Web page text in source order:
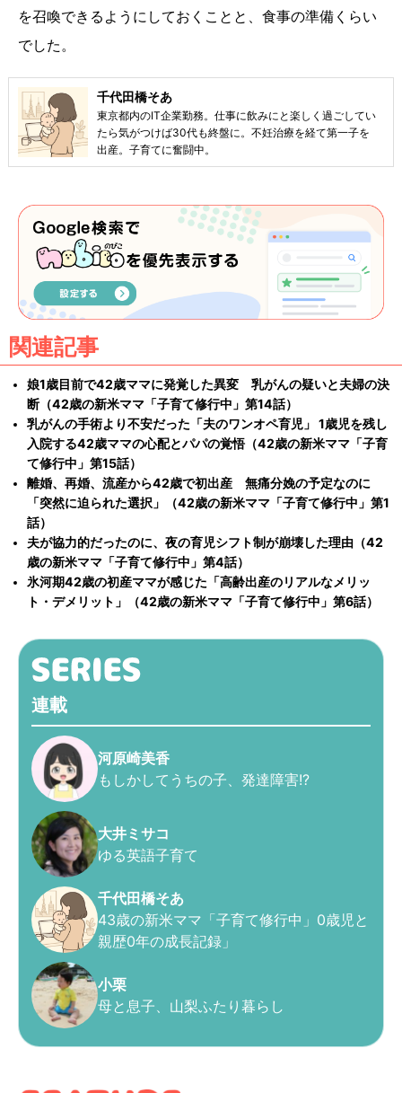
を召喚できるようにしておくことと、食事の準備くらい
でした。
千代田橋そあ
東京都内のIT企業勤務。仕事に飲みにと楽しく過ごしてい
たら気がつけば30代も終盤に。不妊治療を経て第一子を
出産。子育てに奮闘中。
関連記事
娘1歳目前で42歳ママに発覚した異変 乳がんの疑いと夫婦の決
断（42歳の新米ママ「子育て修行中」第14話）
乳がんの手術より不安だった「夫のワンオペ育児」 1歳児を残し
入院する42歳ママの心配とパパの覚悟（42歳の新米ママ「子育
て修行中」第15話）
離婚、再婚、流産から42歳で初出産 無痛分娩の予定なのに
「突然に迫られた選択」（42歳の新米ママ「子育て修行中」第1
話）
夫が協力的だったのに、夜の育児シフト制が崩壊した理由（42
歳の新米ママ「子育て修行中」第4話）
氷河期42歳の初産ママが感じた「高齢出産のリアルなメリッ
ト・デメリット」（42歳の新米ママ「子育て修行中」第6話）
連載
河原崎美香
もしかしてうちの子、発達障害!?
大井ミサコ
ゆる英語子育て
千代田橋そあ
43歳の新米ママ「子育て修行中」0歳児と
親歴0年の成長記録」
小栗
母と息子、山梨ふたり暮らし